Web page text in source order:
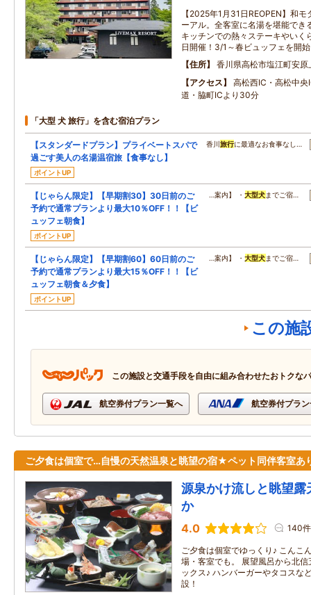
【2025年1月31日REOPEN】和
ーアル。全客室に名湯を堪能でき
キッチンでの熱々ステーキやいく
日開催！3/1～春ビュッフェを開
住所
香川県高松市塩江町安
アクセス
高松西IC・高松中
道・脇町ICより30分
「大型 犬 旅行」を含む宿泊プラン
【スタンダードプラン】プライベートスパで
過ごす美人の名湯温宿旅【食事なし】
ポイントUP
香川 旅行に最適なお食事なし…
【じゃらん限定】【早期割30】30日前のご
予約で通常プランより最大10％OFF！！【ビ
ュッフェ朝食】
ポイントUP
…案内】 ・大型犬までご宿…
【じゃらん限定】【早期割60】60日前のご
予約で通常プランより最大15％OFF！！【ビ
ュッフェ朝食＆夕食】
ポイントUP
…案内】 ・大型犬までご宿…
この施
この施設と交通手段を自由に組み合わせたおトクな
航空券付プラン一覧へ 航空券付プラ
ご夕食は個室で…自慢の天然温泉と眺望の宿★ペット同伴客室あ
源泉かけ流しと眺望
か
4.0 140件
ご夕食は個室でゆっくり♪ こんこ
場・客室でも。 展望風呂から北
ックス♪ ハンバーガーやタコスな
設！